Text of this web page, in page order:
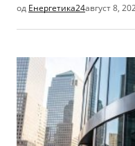
од Енергетика24август 8,